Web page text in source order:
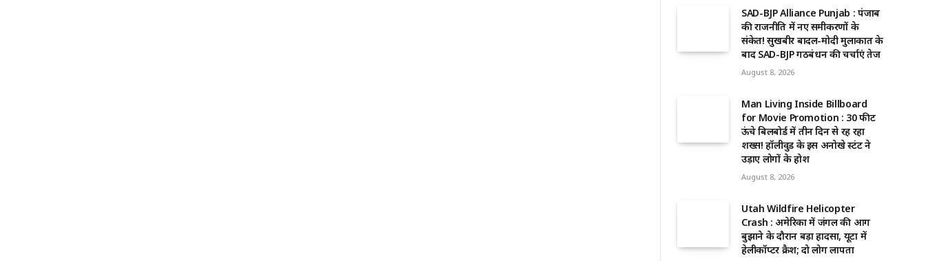
SAD-BJP Alliance Punjab : पंजाब
की राजनीति में नए समीकरणों के
संकेत! सुखबीर बादल-मोदी मुलाकात के
बाद SAD-BJP गठबंधन की चर्चाएं तेज
August 8, 2026
Man Living Inside Billboard
for Movie Promotion : 30 फीट
ऊंचे बिलबोर्ड में तीन दिन से रह रहा
शख्स! हॉलीवुड के इस अनोखे स्टंट ने
उड़ाए लोगों के होश
August 8, 2026
Utah Wildfire Helicopter
Crash : अमेरिका में जंगल की आग
बुझाने के दौरान बड़ा हादसा, यूटा में
हेलीकॉप्टर क्रैश; दो लोग लापता